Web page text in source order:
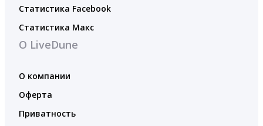
Статистика Facebook
Статистика Макс
О LiveDune
О компании
Оферта
Приватность